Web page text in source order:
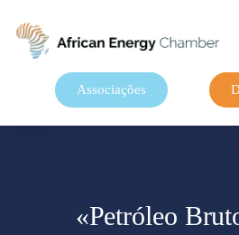
Associações
«Petróleo